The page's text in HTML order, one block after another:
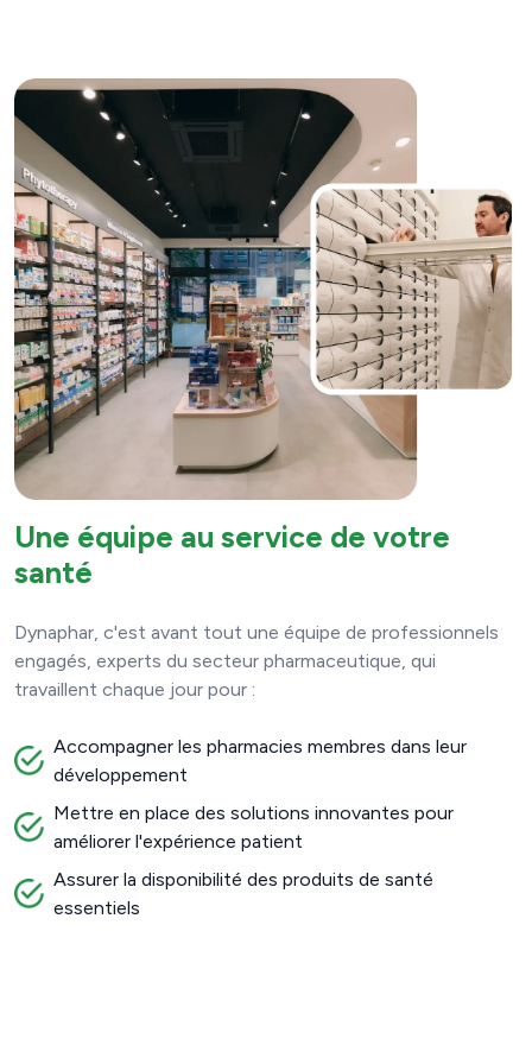
Une équipe au service de votre
santé
Dynaphar, c'est avant tout une équipe de professionnels
engagés, experts du secteur pharmaceutique, qui
travaillent chaque jour pour :
Accompagner les pharmacies membres dans leur
développement
Mettre en place des solutions innovantes pour
améliorer l'expérience patient
Assurer la disponibilité des produits de santé
essentiels